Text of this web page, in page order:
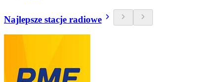
Najlepsze stacje radiowe